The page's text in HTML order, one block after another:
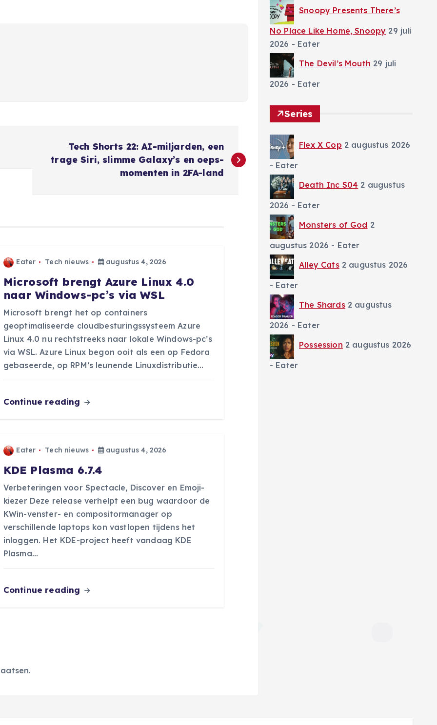
Tech Shorts 22: AI-miljarden, een
trage Siri, slimme Galaxy’s en oeps-
momenten in 2FA-land
Eater Tech nieuws augustus 4, 2026
Microsoft brengt Azure Linux 4.0
naar Windows-pc’s via WSL
Microsoft brengt het op containers
geoptimaliseerde cloudbesturingssysteem Azure
Linux 4.0 nu rechtstreeks naar lokale Windows-pc’s
via WSL. Azure Linux begon ooit als een op Fedora
gebaseerde, op RPM’s leunende Linuxdistributie…
Continue reading
Eater Tech nieuws augustus 4, 2026
KDE Plasma 6.7.4
Verbeteringen voor Spectacle, Discover en Emoji-
kiezer Deze release verhelpt een bug waardoor de
KWin-venster- en compositormanager op
verschillende laptops kon vastlopen tijdens het
inloggen. Het KDE-project heeft vandaag KDE
Plasma…
Continue reading
Snoopy Presents There’s
No Place Like Home, Snoopy 29 juli
2026 - Eater
The Devil’s Mouth 29 juli
2026 - Eater
Series
Flex X Cop 2 augustus 2026
- Eater
Death Inc S04 2 augustus
2026 - Eater
Monsters of God 2
augustus 2026 - Eater
Alley Cats 2 augustus 2026
- Eater
The Shards 2 augustus
2026 - Eater
Possession 2 augustus 2026
- Eater